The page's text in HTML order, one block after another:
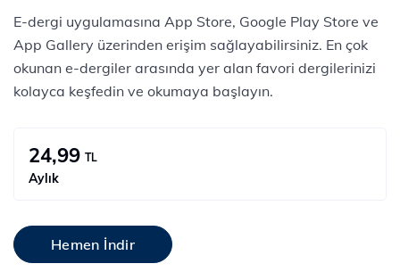
E-dergi uygulamasına App Store, Google Play Store ve
App Gallery üzerinden erişim sağlayabilirsiniz. En çok
okunan e-dergiler arasında yer alan favori dergilerinizi
kolayca keşfedin ve okumaya başlayın.
24,99 TL
Aylık
Hemen İndir